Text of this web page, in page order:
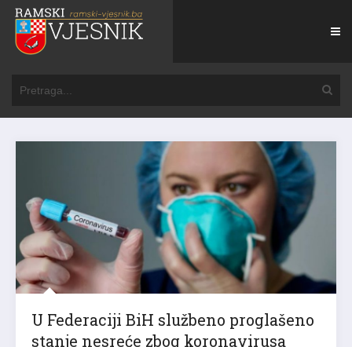
U Federaciji BiH službeno proglašeno
stanje nesreće zbog koronavirusa